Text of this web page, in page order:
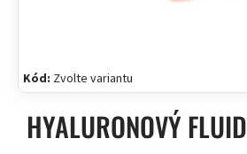
Kód: Zvolte variantu
HYALURONOVÝ FLUID